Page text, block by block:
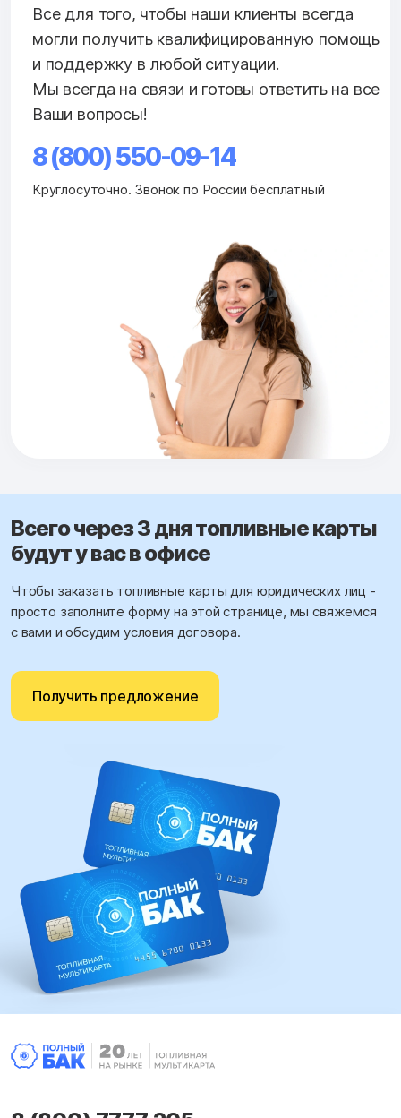
Все для того, чтобы наши клиенты всегда
могли получить квалифицированную помощь
и поддержку в любой ситуации.
Мы всегда на связи и готовы ответить на все
Ваши вопросы!
8 (800) 550-09-14
Круглосуточно. Звонок по России бесплатный
Всего через 3 дня топливные карты
будут у вас в офисе
Чтобы заказать топливные карты для юридических лиц -
просто заполните форму на этой странице, мы свяжемся
с вами и обсудим условия договора.
Получить предложение